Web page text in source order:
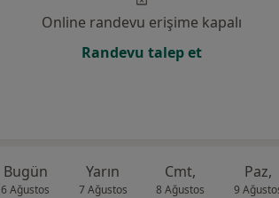
Online randevu erişime kapalı
Randevu talep et
Bugün
6 Ağustos
Yarın
7 Ağustos
Cmt,
8 Ağustos
Paz,
9